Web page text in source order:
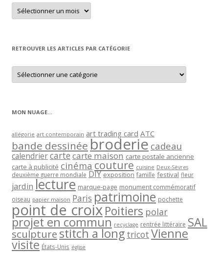
Retrouver
un
article
RETROUVER LES ARTICLES PAR CATÉGORIE
Retrouver
les
articles
MON NUAGE…
allégorie art contemporain art trading card ATC
bande dessinée broderie cadeau
calendriercartecarte maison carte postale ancienne
carte à publicité cinéma couture cuisine Deux-Sèvres
deuxième guerre mondiale DIY exposition famille festival fleur
jardin lecture marque-page monument commémoratif
oiseau papier maison Paris patrimoine pochette
point de croixPoitiers polar
projet en commun recyclage rentrée littéraire SAL
sculpturestitch a long tricot Vienne
visite États-Unis église